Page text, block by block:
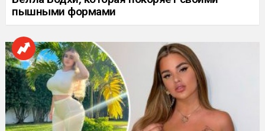
пышными формами